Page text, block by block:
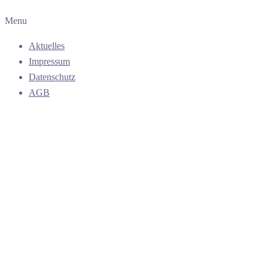
Menu
Aktuelles
Impressum
Datenschutz
AGB